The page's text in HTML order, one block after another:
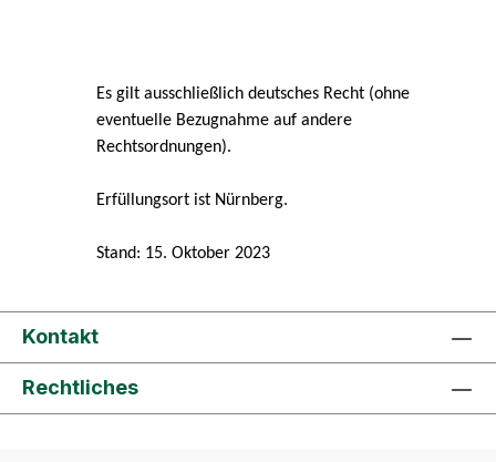
Es gilt ausschließlich deutsches Recht (ohne
eventuelle Bezugnahme auf andere
Rechtsordnungen).
Erfüllungsort ist Nürnberg.
Stand: 15. Oktober 2023
Kontakt
Rechtliches